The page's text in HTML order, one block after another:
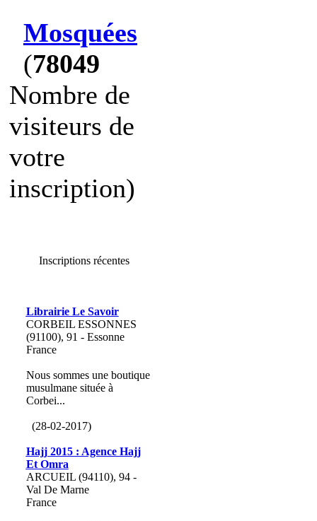
Mosquées
(78049
Nombre de
visiteurs de
votre
inscription)
Inscriptions récentes
Librairie Le Savoir
CORBEIL ESSONNES
(91100), 91 - Essonne
France
Nous sommes une boutique
musulmane située à
Corbei...
(28-02-2017)
Hajj 2015 : Agence Hajj
Et Omra
ARCUEIL (94110), 94 -
Val De Marne
France